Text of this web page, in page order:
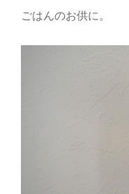
ごはんのお供に。